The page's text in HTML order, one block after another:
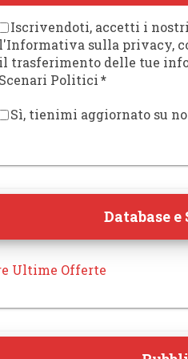
Iscrivendoti, accetti i
sulla privacy,
trasferimento delle tue
Politici*
Sì, tienimi aggiornato su
Database
Ultime Offerte